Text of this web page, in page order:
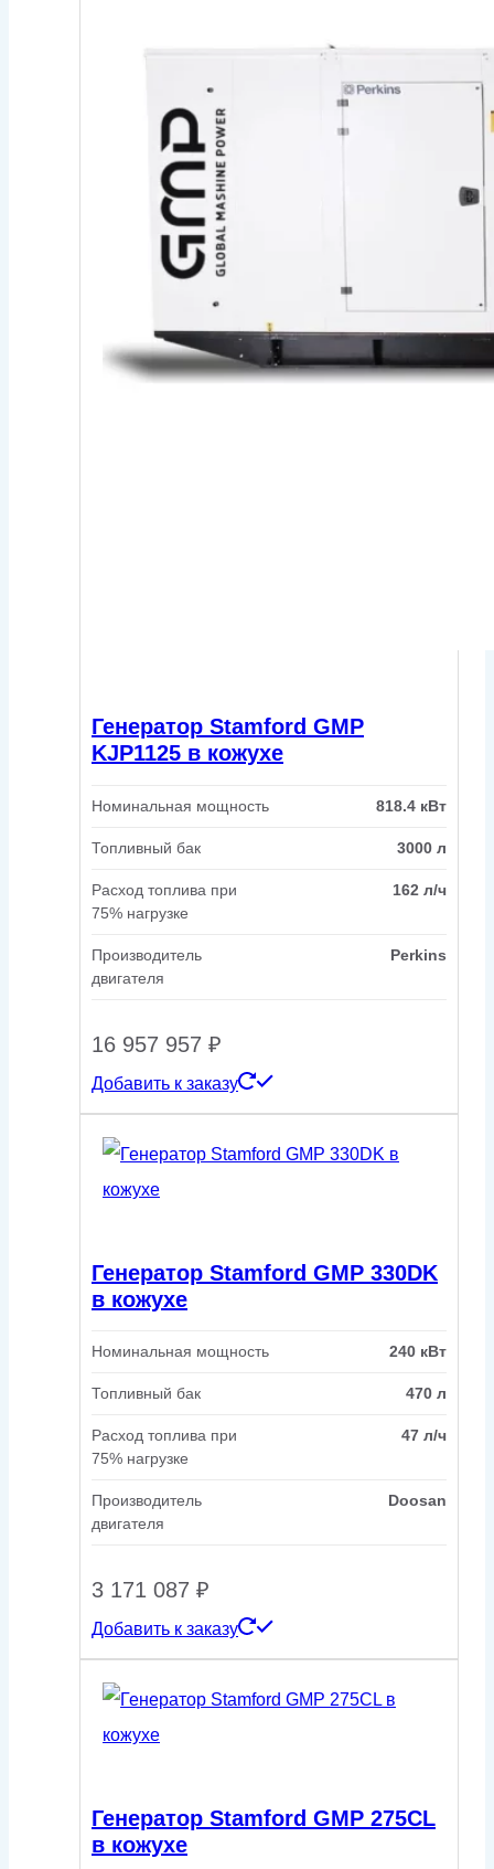
Генератор Stamford GMP
KJP1125 в кожухе
Номинальная мощность 818.4 кВт
Топливный бак 3000 л
Расход топлива при
75% нагрузке
162 л/ч
Производитель
двигателя
Perkins
16 957 957 ₽
Добавить к заказу
Генератор Stamford GMP 330DK
в кожухе
Номинальная мощность 240 кВт
Топливный бак 470 л
Расход топлива при
75% нагрузке
47 л/ч
Производитель
двигателя
Doosan
3 171 087 ₽
Добавить к заказу
Генератор Stamford GMP 275CL
в кожухе